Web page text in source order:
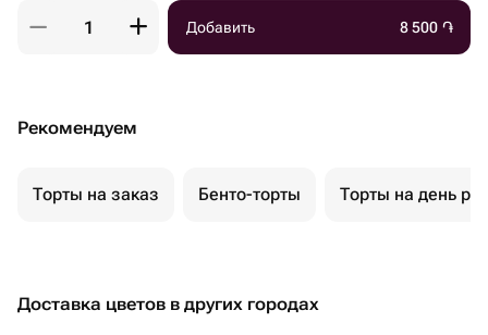
Добавить 8 500 ֏
Рекомендуем
Торты на заказ Бенто-торты Торты на день
Доставка цветов в других городах